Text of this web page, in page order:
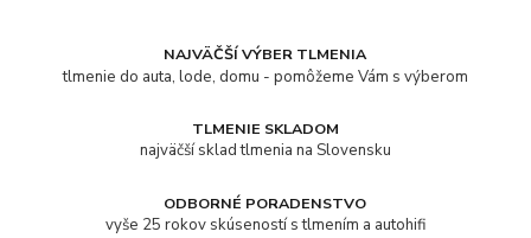
NAJVÄČŠÍ VÝBER TLMENIA
tlmenie do auta, lode, domu - pomôžeme Vám s výberom
TLMENIE SKLADOM
najväčší sklad tlmenia na Slovensku
ODBORNÉ PORADENSTVO
vyše 25 rokov skúseností s tlmením a autohifi